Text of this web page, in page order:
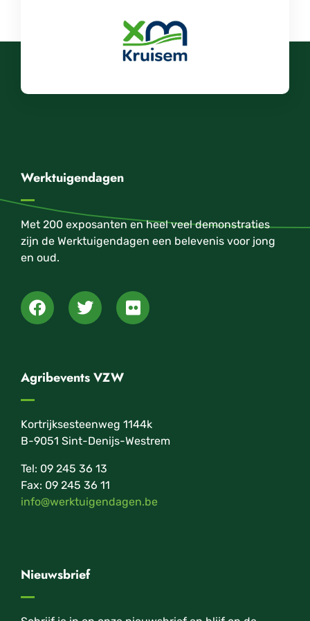
Werktuigendagen
Met 200 exposanten en heel veel demonstraties
zijn de Werktuigendagen een belevenis voor jong
en oud.
Agribevents VZW
Kortrijksesteenweg 1144k
B-9051 Sint-Denijs-Westrem
Tel: 09 245 36 13
Fax: 09 245 36 11
info@werktuigendagen.be
Nieuwsbrief